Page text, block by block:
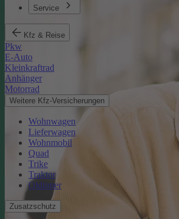
Service
Kfz & Reise
Pkw
E-Auto
Kleinkraftrad
Anhänger
Motorrad
Weitere Kfz-Versicherungen
Wohnwagen
Lieferwagen
Wohnmobil
Quad
Trike
Traktor
Oldtimer
Zusatzschutz